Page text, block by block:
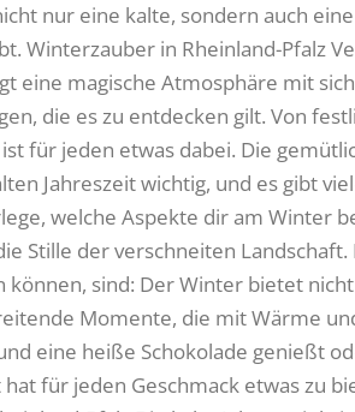
nur eine kalte, sondern auch
Winterzauber in Rheinland-Pfalz
eine magische Atmosphäre mit
die es zu entdecken gilt. Von
für jeden etwas dabei. Die
Jahreszeit wichtig, und es gibt
welche Aspekte dir am Winter
Stille der verschneiten
sind: Der Winter bietet
Momente, die mit Wärme
eine heiße Schokolade genießt
hat für jeden Geschmack etwas zu